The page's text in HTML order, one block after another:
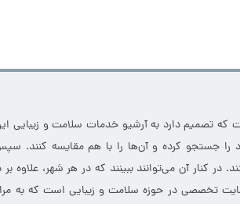
تصمیم دارد به آرشیو خدمات سلامت و زیبایی
را جستجو کرده و آن‌ها را با هم مقایسه کنند.
در کنار آن می‌توانند ببینند که در هر شهر،
تخصصی در حوزه سلامت و زیبایی است که به